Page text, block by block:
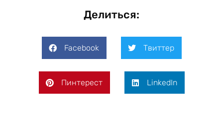
Делиться:
Facebook Твиттер
Пинтерест LinkedIn